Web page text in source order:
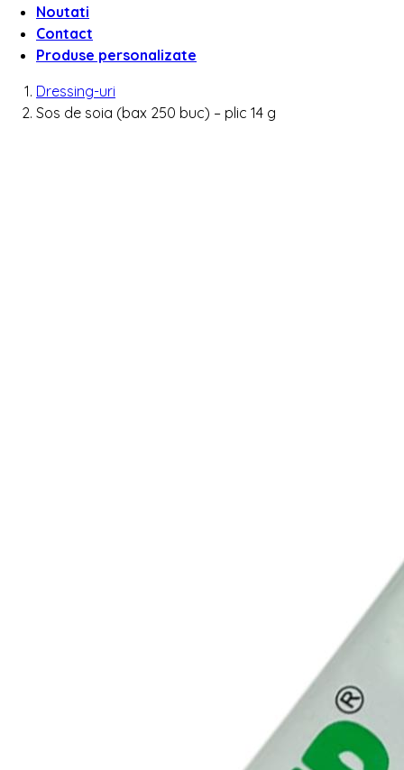
Noutati
Contact
Produse personalizate
Dressing-uri
Sos de soia (bax 250 buc) – plic 14 g